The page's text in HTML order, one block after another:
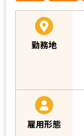
勤務地
雇用形態